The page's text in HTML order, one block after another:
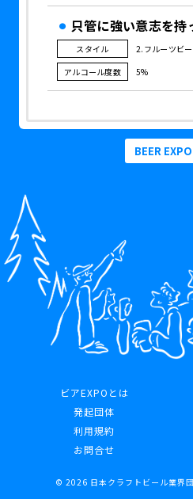
只管に強い意志を
スタイル
2.フルーツビ
アルコール度数
5%
BEER
ビアEXPOとは
発起団体
利用規約
お問合せ
© 2026 日本クラフトビール業界